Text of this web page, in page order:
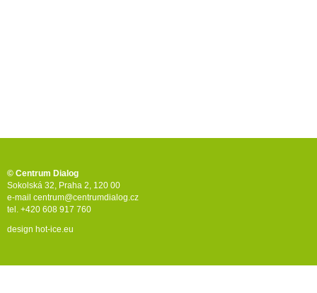
© Centrum Dialog
Sokolská 32, Praha 2, 120 00
e-mail centrum@centrumdialog.cz
tel. +420 608 917 760
design hot-ice.eu